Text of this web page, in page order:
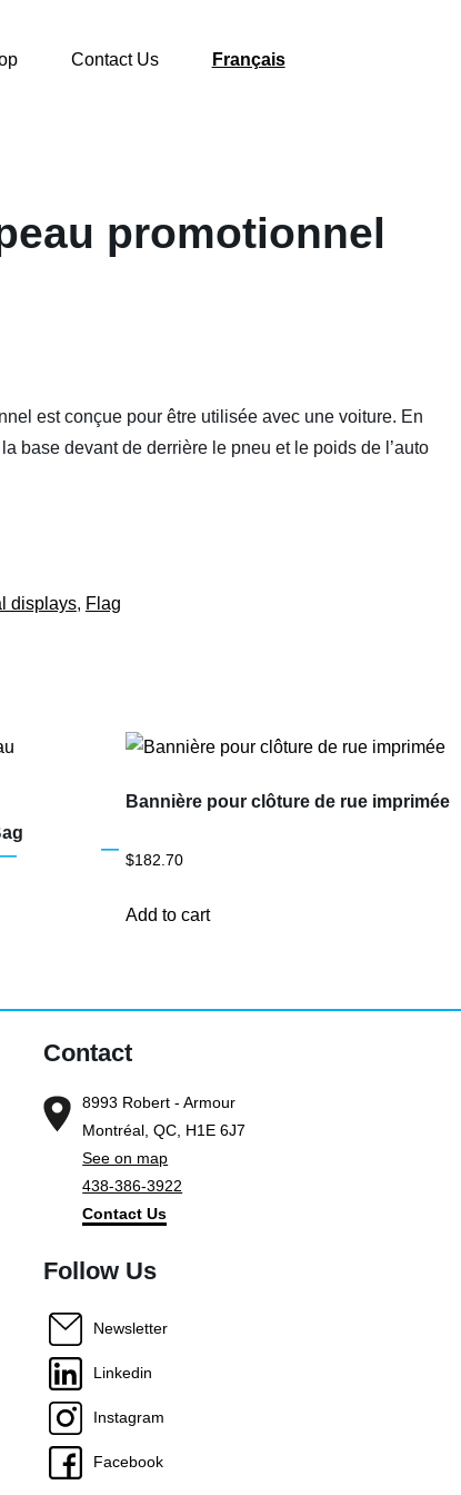
Contact Us Français
promotionnel
est conçue pour être utilisée avec une voiture. En
base devant de derrière le pneu et le poids de l’auto
displays, Flag
Bannière pour clôture de rue imprimée
$182.70
Add to cart
Contact
8993 Robert - Armour
Montréal, QC, H1E 6J7
See on map
438-386-3922
Contact Us
Follow Us
Newsletter
Linkedin
Instagram
Facebook